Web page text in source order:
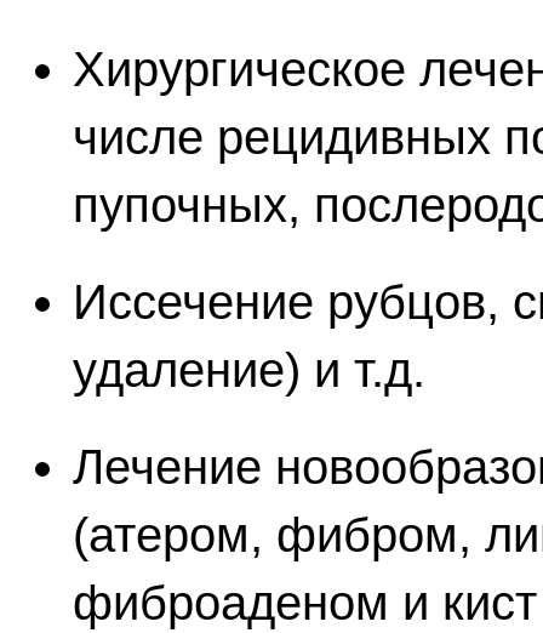
Хирургическое
числе рецидивных
пупочных,
Иссечение рубцов,
удаление) и т.д.
Лечение
(атером, фибром,
фиброаденом и